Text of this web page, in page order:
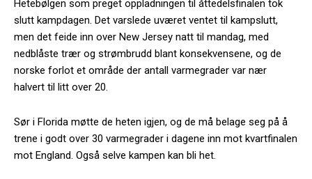
Hetebølgen som preget oppladningen til åttedelsfinalen tok
slutt kampdagen. Det varslede uværet ventet til kampslutt,
men det feide inn over New Jersey natt til mandag, med
nedblåste trær og strømbrudd blant konsekvensene, og de
norske forlot et område der antall varmegrader var nær
halvert til litt over 20.
Sør i Florida møtte de heten igjen, og de må belage seg på å
trene i godt over 30 varmegrader i dagene inn mot kvartfinalen
mot England. Også selve kampen kan bli het.